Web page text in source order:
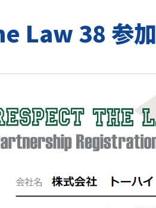
Law 38 参加